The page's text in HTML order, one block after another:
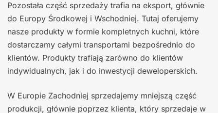
Pozostała część sprzedaży trafia na eksport, głównie
do Europy Środkowej i Wschodniej. Tutaj oferujemy
nasze produkty w formie kompletnych kuchni, które
dostarczamy całymi transportami bezpośrednio do
klientów. Produkty trafiają zarówno do klientów
indywidualnych, jak i do inwestycji deweloperskich.
W Europie Zachodniej sprzedajemy mniejszą część
produkcji, głównie poprzez klienta, który sprzedaje w